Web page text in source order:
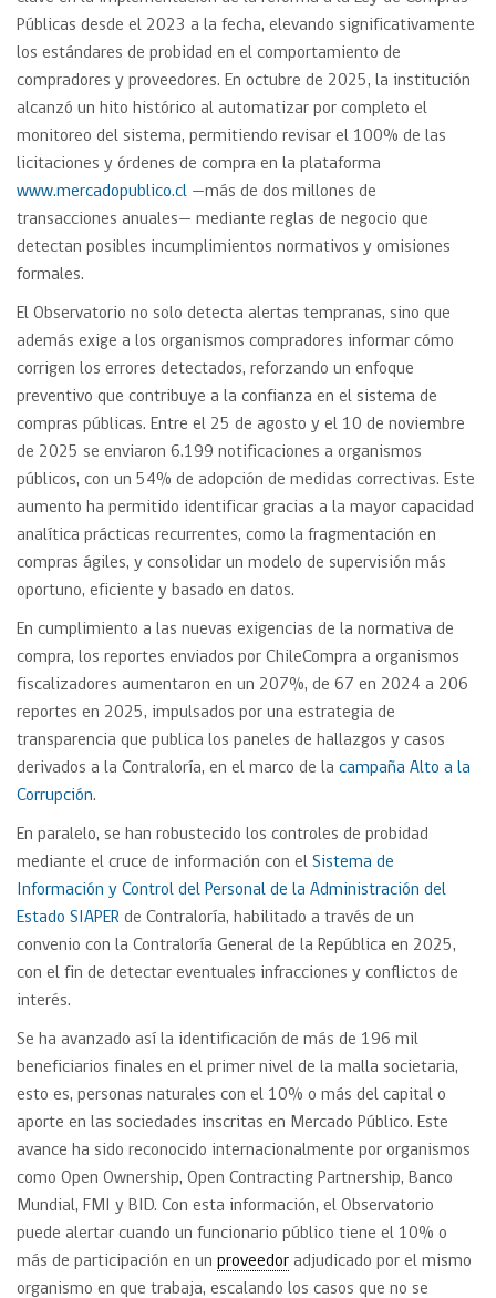
Públicas desde el 2023 a la fecha, elevando significativamente
los estándares de probidad en el comportamiento de
compradores y proveedores. En octubre de 2025, la institución
alcanzó un hito histórico al automatizar por completo el
monitoreo del sistema, permitiendo revisar el 100% de las
licitaciones y órdenes de compra en la plataforma
www.mercadopublico.cl —más de dos millones de
transacciones anuales— mediante reglas de negocio que
detectan posibles incumplimientos normativos y omisiones
formales.
El Observatorio no solo detecta alertas tempranas, sino que
además exige a los organismos compradores informar cómo
corrigen los errores detectados, reforzando un enfoque
preventivo que contribuye a la confianza en el sistema de
compras públicas. Entre el 25 de agosto y el 10 de noviembre
de 2025 se enviaron 6.199 notificaciones a organismos
públicos, con un 54% de adopción de medidas correctivas. Este
aumento ha permitido identificar gracias a la mayor capacidad
analítica prácticas recurrentes, como la fragmentación en
compras ágiles, y consolidar un modelo de supervisión más
oportuno, eficiente y basado en datos.
En cumplimiento a las nuevas exigencias de la normativa de
compra, los reportes enviados por ChileCompra a organismos
fiscalizadores aumentaron en un 207%, de 67 en 2024 a 206
reportes en 2025, impulsados por una estrategia de
transparencia que publica los paneles de hallazgos y casos
derivados a la Contraloría, en el marco de la campaña Alto a la
Corrupción.
En paralelo, se han robustecido los controles de probidad
mediante el cruce de información con el Sistema de
Información y Control del Personal de la Administración del
Estado SIAPER de Contraloría, habilitado a través de un
convenio con la Contraloría General de la República en 2025,
con el fin de detectar eventuales infracciones y conflictos de
interés.
Se ha avanzado así la identificación de más de 196 mil
beneficiarios finales en el primer nivel de la malla societaria,
esto es, personas naturales con el 10% o más del capital o
aporte en las sociedades inscritas en Mercado Público. Este
avance ha sido reconocido internacionalmente por organismos
como Open Ownership, Open Contracting Partnership, Banco
Mundial, FMI y BID. Con esta información, el Observatorio
puede alertar cuando un funcionario público tiene el 10% o
más de participación en un proveedor adjudicado por el mismo
organismo en que trabaja, escalando los casos que no se